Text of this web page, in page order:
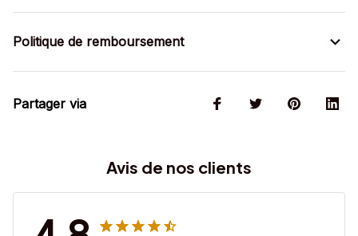
Politique de remboursement
Partager via
Avis de nos clients